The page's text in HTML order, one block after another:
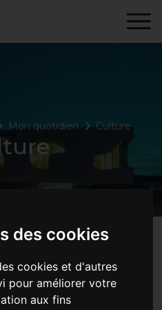
des cookies
cookies et d'autres
pour améliorer votre
aux fins
Mon quotidien Culture